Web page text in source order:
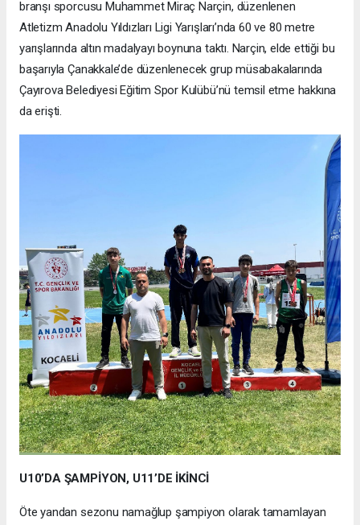
branşı sporcusu Muhammet Miraç Narçin, düzenlenen
Atletizm Anadolu Yıldızları Ligi Yarışları’nda 60 ve 80 metre
yarışlarında altın madalyayı boynuna taktı. Narçin, elde ettiği bu
başarıyla Çanakkale’de düzenlenecek grup müsabakalarında
Çayırova Belediyesi Eğitim Spor Kulübü’nü temsil etme hakkına
da erişti.
U10’DA ŞAMPİYON, U11’DE İKİNCİ
Öte yandan sezonu namağlup şampiyon olarak tamamlayan